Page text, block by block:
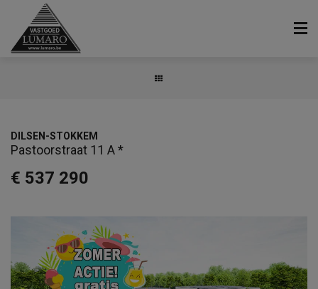
€ 537 290
DILSEN-STOKKEM
Pastoorstraat 11 A *